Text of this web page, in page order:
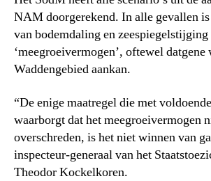
NAM doorgerekend. In alle gevallen
van bodemdaling en
‘meegroeivermogen’, oftewel datgene
Waddengebied aankan.
“De enige maatregel die met
waarborgt dat het meegroeivermogen
overschreden, is het niet winnen van
inspecteur-generaal van het
Theodor Kockelkoren.